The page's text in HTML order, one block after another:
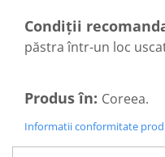
Stabilizare psiho-
Stres
Surmenaj școlar
Tensiunea arteriala
Tuse mixtă
Condiții
păstra într-un loc
Produs în: Coreea.
Informatii conformitate